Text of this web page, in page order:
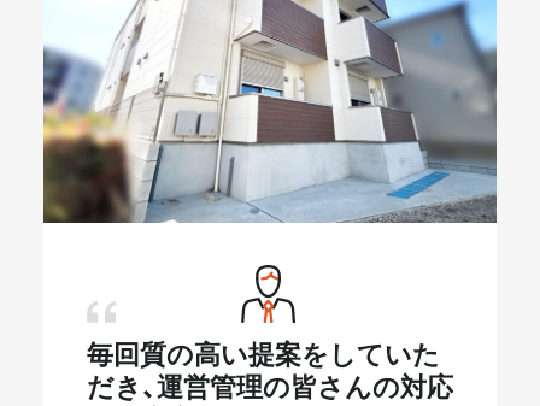
プライベート相談お申し込み
メールマガジン
毎回質の高い提案をしていた
だき、運営管理の皆さんの対応